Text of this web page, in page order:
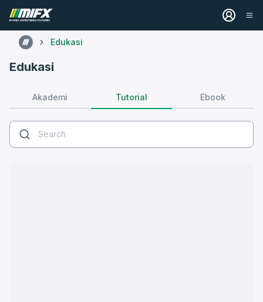
Edukasi
Edukasi
Akademi Tutorial Ebook